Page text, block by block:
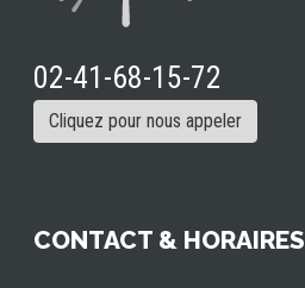
02-41-68-15-72
Cliquez pour nous appeler
CONTACT & HORAIRES